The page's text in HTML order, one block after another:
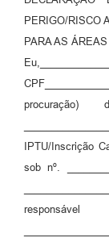
PERIGO/RISCO
PARA AS
IPTU/Inscrição
sob nº.